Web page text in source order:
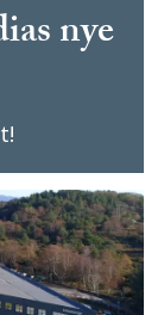
nye